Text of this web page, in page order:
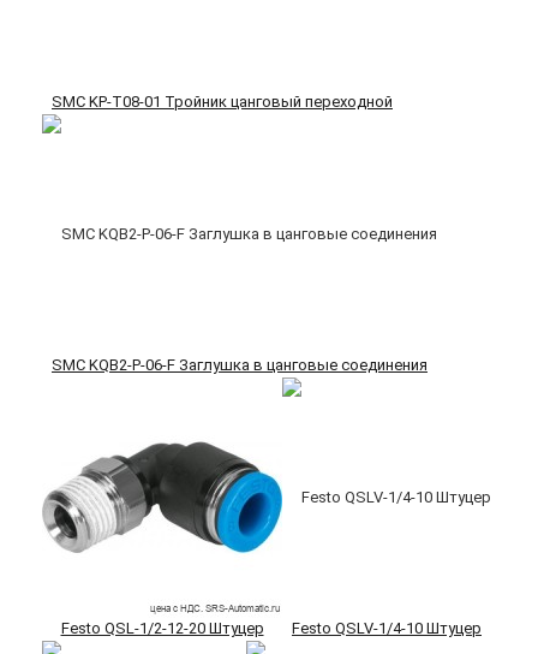
SMC KP-T08-01 Тройник цанговый переходной
SMC KQB2-P-06-F Заглушка в цанговые соединения
Festo QSL-1/2-12-20 Штуцер Festo QSLV-1/4-10 Штуцер